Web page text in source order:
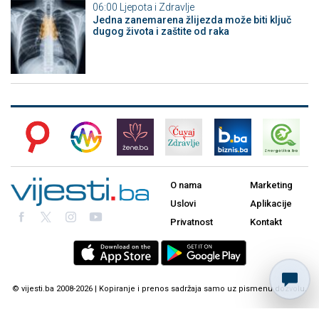
06:00 Ljepota i Zdravlje
Jedna zanemarena žlijezda može biti ključ
dugog života i zaštite od raka
O nama
Uslovi
Privatnost
Marketing
Aplikacije
Kontakt
© vijesti.ba 2008-2026 | Kopiranje i prenos sadržaja samo uz pismenu dozvolu.